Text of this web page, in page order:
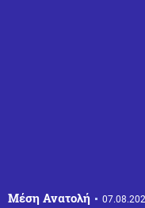
Μέση Ανατολή